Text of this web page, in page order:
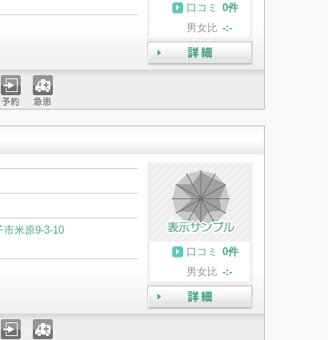
口コミ
0件
男女比 -:-
詳細
約 急患
市米原9-3-10
口コミ
0件
男女比 -:-
詳細